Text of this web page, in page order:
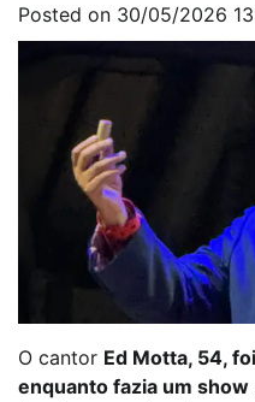
Posted on 30/05/2026
O cantor Ed Motta, 54,
enquanto fazia um show